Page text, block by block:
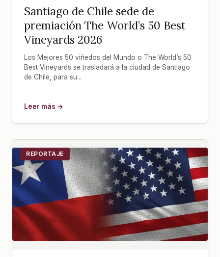
Santiago de Chile sede de
premiación The World’s 50 Best
Vineyards 2026
Los Mejores 50 viñedos del Mundo o The World’s 50
Best Vineyards se trasladará a la ciudad de Santiago
de Chile, para su...
Leer más →
REPORTAJE